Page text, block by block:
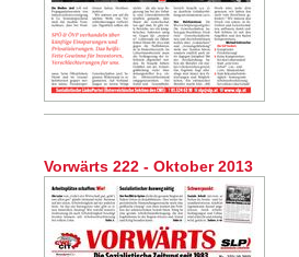
Vorwärts 222 - Oktober 2013